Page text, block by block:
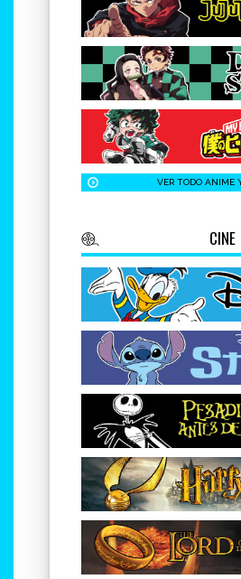
VER TODO ANIME
CINE
Geek Atmosphere Burriana
722 75 78 67
Geek Atmosphere C.C.
613 22 41 21
Geek Atmosphere C.C.
685 28 78 70
Geek Atmosphere C.C. La
670 40 40 59
Geek Atmosphere C.C. La
xxx xx xx xx
Geek Atmosphere C.C. El
xxx xx xx xx
Pedidos (solo Whatsapp)
Lunes-Viernes 9 a 17:30